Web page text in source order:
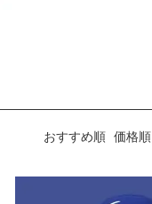
おすすめ順 価格順